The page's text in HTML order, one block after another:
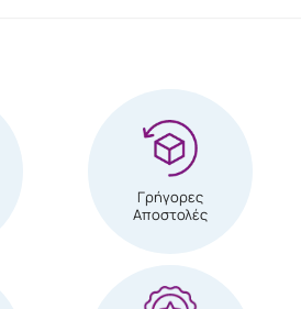
Γρήγορες
Αποστολές